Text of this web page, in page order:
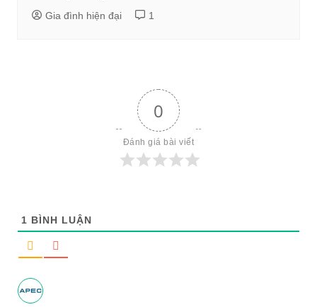
Gia đình hiện đại 1
0
Đánh giá bài viết
1 BÌNH LUẬN